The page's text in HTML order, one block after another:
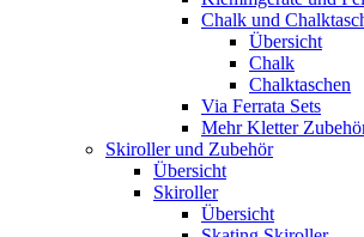
Chalk und
Übersicht
Chalk
Chalktaschen
Via Ferrata Sets
Mehr Kletter
Skiroller und Zubehör
Übersicht
Skiroller
Übersicht